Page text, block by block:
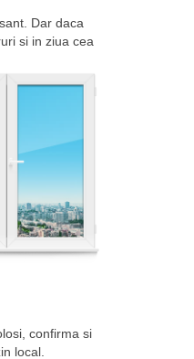
Dar daca
si in ziua cea
confirma si
local.